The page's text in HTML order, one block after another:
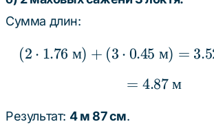
Сумма длин:
(2
(2 ⋅ 1.76 м) + (3 ⋅ 0.45 м) =
= 4.87
= 4.87 м
Результат: 4 м 87 см.